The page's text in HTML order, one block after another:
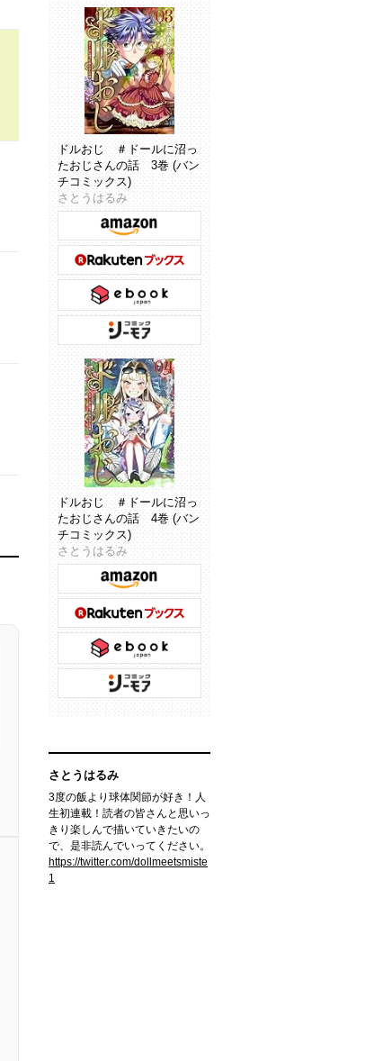
ドルおじ ＃ドールに沼っ
たおじさんの話 3巻 (バン
チコミックス)
さとうはるみ
ドルおじ ＃ドールに沼っ
たおじさんの話 4巻 (バン
チコミックス)
さとうはるみ
さとうはるみ
3度の飯より球体関節が好き！人
生初連載！読者の皆さんと思いっ
きり楽しんで描いていきたいの
で、是非読んでいってください。
https://twitter.com/dollmeetsmiste
1